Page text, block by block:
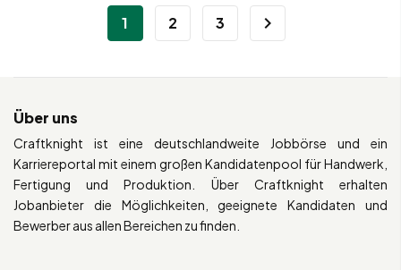
1 2 3
Über uns
Craftknight ist eine deutschlandweite Jobbörse und ein
Karriereportal mit einem großen Kandidatenpool für Handwerk,
Fertigung und Produktion. Über Craftknight erhalten
Jobanbieter die Möglichkeiten, geeignete Kandidaten und
Bewerber aus allen Bereichen zu finden.